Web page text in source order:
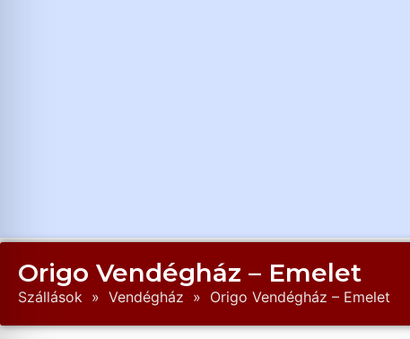
Origo Vendégház – Emelet
Szállások » Vendégház » Origo Vendégház – Emelet